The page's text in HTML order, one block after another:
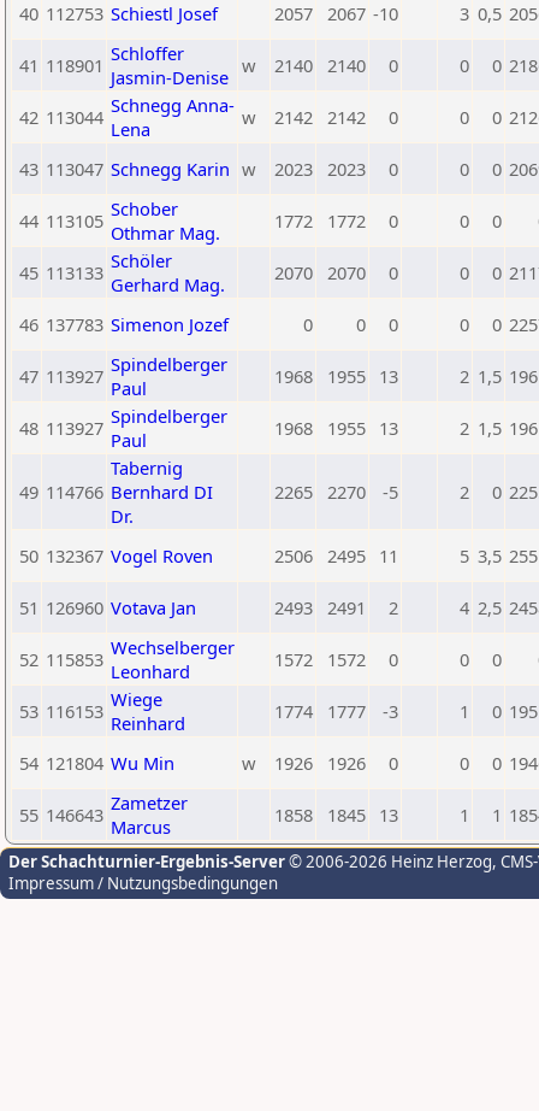
40 112753 Schiestl Josef 2057 2067 -10 3 0,5
41 118901 Schloffer
Jasmin-Denise w 2140 2140 0 0 0
42 113044 Schnegg Anna-
Lena
w 2142 2142 0 0 0
43 113047 Schnegg Karin w 2023 2023 0 0 0
44 113105 Schober
Othmar Mag.
1772 1772 0 0 0
45 113133 Schöler
Gerhard Mag.
2070 2070 0 0 0
46 137783 Simenon Jozef 0 0 0 0 0
47 113927 Spindelberger
Paul
1968 1955 13 2 1,5
48 113927 Spindelberger
Paul
1968 1955 13 2 1,5
49 114766
Tabernig
Bernhard DI
Dr.
2265 2270 -5 2 0
50 132367 Vogel Roven 2506 2495 11 5 3,5
51 126960 Votava Jan 2493 2491 2 4 2,5
52 115853 Wechselberger
Leonhard
1572 1572 0 0 0
53 116153 Wiege
Reinhard
1774 1777 -3 1 0
54 121804 Wu Min w 1926 1926 0 0 0
55 146643 Zametzer
Marcus
1858 1845 13 1 1
Der Schachturnier-Ergebnis-Server© 2006-2026 Heinz Herzog,
Impressum / Nutzungsbedingungen